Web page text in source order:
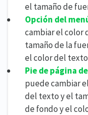
el tamaño de
Opción del
cambiar el color
tamaño de la
el color del
Pie de página
puede cambiar
del texto y el
de fondo y el